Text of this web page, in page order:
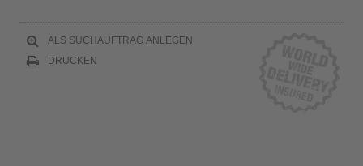
ALS SUCHAUFTRAG ANLEGEN
DRUCKEN